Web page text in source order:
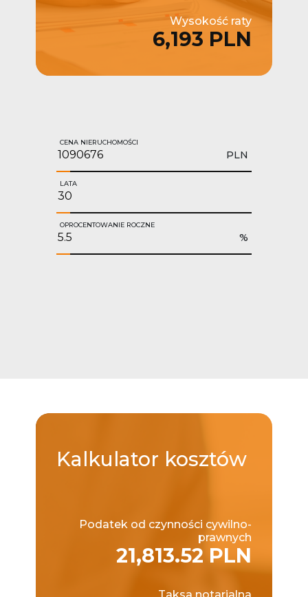
Wysokość raty
6,193 PLN
CENA NIERUCHOMOŚCI
PLN
LATA
OPROCENTOWANIE ROCZNE
%
Kalkulator kosztów
Podatek od czynności cywilno-
prawnych
21,813.52 PLN